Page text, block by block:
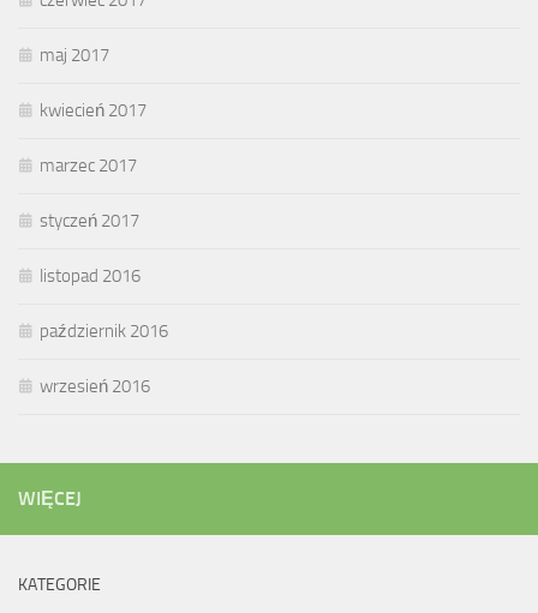
maj 2017
kwiecień 2017
marzec 2017
styczeń 2017
listopad 2016
październik 2016
wrzesień 2016
WIĘCEJ
KATEGORIE